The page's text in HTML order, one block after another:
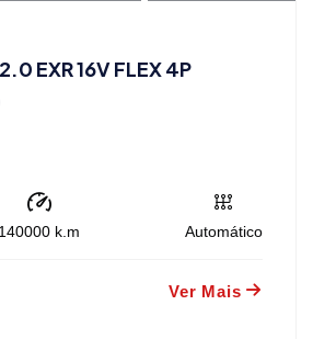
EXR 16V FLEX 4P
140000 k.m Automático
Ver Mais